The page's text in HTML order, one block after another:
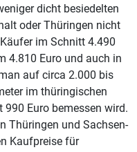
dicht besiedelten
oder Thüringen nicht
im Schnitt 4.490
4.810 Euro und auch in
auf circa 2.000 bis
im thüringischen
Euro bemessen wird.
Thüringen und Sachsen-
Kaufpreise für